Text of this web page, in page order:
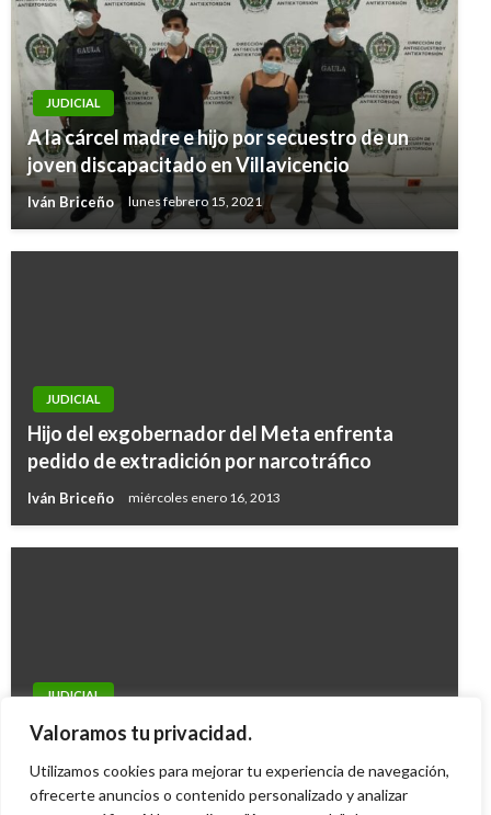
Valoramos tu privacidad.
Utilizamos cookies para mejorar tu experiencia de navegación,
ofrecerte anuncios o contenido personalizado y analizar
JUDICIAL
A la cárcel madre e hijo por secuestro de un
joven discapacitado en Villavicencio
Iván Briceño lunes febrero 15, 2021
JUDICIAL
Hijo del exgobernador del Meta enfrenta
pedido de extradición por narcotráfico
Iván Briceño miércoles enero 16, 2013
JUDICIAL
Juez encuentra mérito para culpar a alto oficial
Carlos Martinez domingo octubre 24, 2010